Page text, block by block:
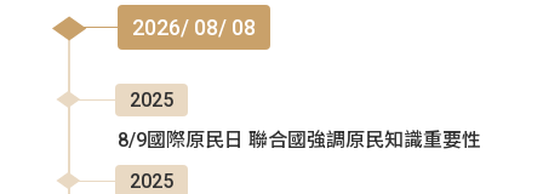
2026/ 08/ 08
2025
8/9國際原民日 聯合國強調原民知識重要性
2025